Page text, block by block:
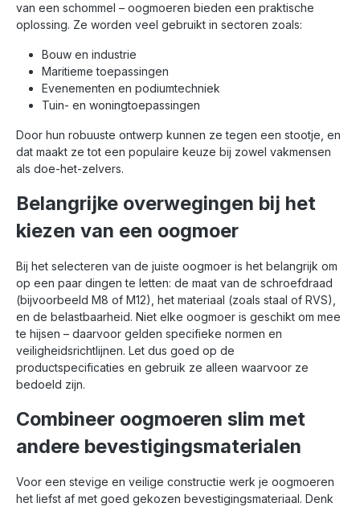
van een schommel – oogmoeren bieden een praktische
oplossing. Ze worden veel gebruikt in sectoren zoals:
Bouw en industrie
Maritieme toepassingen
Evenementen en podiumtechniek
Tuin- en woningtoepassingen
Door hun robuuste ontwerp kunnen ze tegen een stootje, en
dat maakt ze tot een populaire keuze bij zowel vakmensen
als doe-het-zelvers.
Belangrijke overwegingen bij het
kiezen van een oogmoer
Bij het selecteren van de juiste oogmoer is het belangrijk om
op een paar dingen te letten: de maat van de schroefdraad
(bijvoorbeeld M8 of M12), het materiaal (zoals staal of RVS),
en de belastbaarheid. Niet elke oogmoer is geschikt om mee
te hijsen – daarvoor gelden specifieke normen en
veiligheidsrichtlijnen. Let dus goed op de
productspecificaties en gebruik ze alleen waarvoor ze
bedoeld zijn.
Combineer oogmoeren slim met
andere bevestigingsmaterialen
Voor een stevige en veilige constructie werk je oogmoeren
het liefst af met goed gekozen bevestigingsmateriaal. Denk